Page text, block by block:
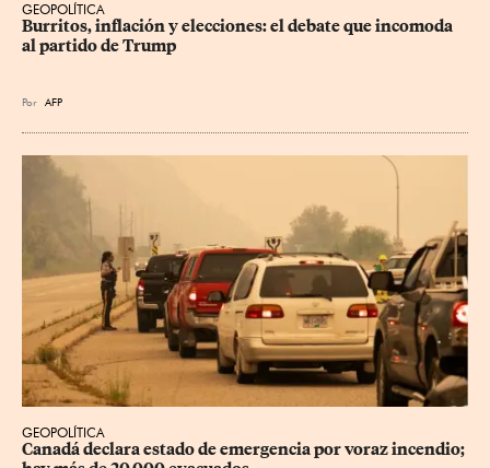
GEOPOLÍTICA
Burritos, inflación y elecciones: el debate que incomoda
al partido de Trump
Por AFP
GEOPOLÍTICA
Canadá declara estado de emergencia por voraz incendio;